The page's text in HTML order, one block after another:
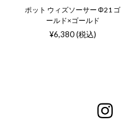
ポット ウィズソーサー Φ21 ゴ
ールド×ゴールド
¥6,380 (税込)